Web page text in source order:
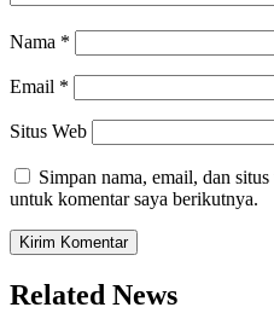
Nama *
Email *
Situs Web
Simpan nama, email, dan
untuk komentar saya berikutnya.
Related News